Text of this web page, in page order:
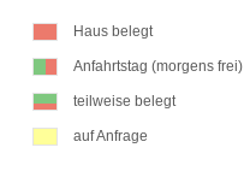
Haus belegt
Anfahrtstag (morgens frei)
teilweise belegt
auf Anfrage